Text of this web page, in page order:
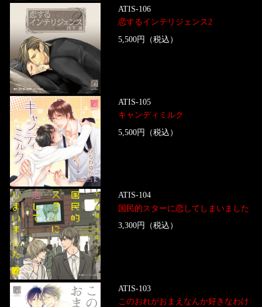
ATIS-106
恋するインテリジェンス2
5,500円（税込）
ATIS-105
キャンディミルク
5,500円（税込）
ATIS-104
国民的スターに恋してしまいました
3,300円（税込）
ATIS-103
このおれがおまえなんか好きなわけ